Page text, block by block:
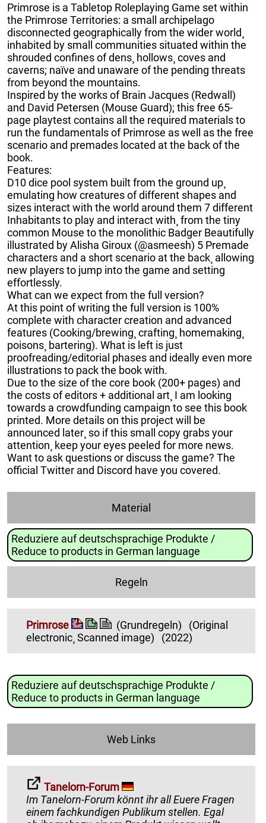
Primrose is a Tabletop Roleplaying Game set within
the Primrose Territories: a small archipelago
disconnected geographically from the wider world¸
inhabited by small communities situated within the
shrouded confines of dens¸ hollows¸ coves and
caverns; naïve and unaware of the pending threats
from beyond the mountains.
Inspired by the works of Brain Jacques (Redwall)
and David Petersen (Mouse Guard); this free 65-
page playtest contains all the required materials to
run the fundamentals of Primrose as well as the free
scenario and premades located at the back of the
book.
Features:
D10 dice pool system built from the ground up¸
emulating how creatures of different shapes and
sizes interact with the world around them 7 different
Inhabitants to play and interact with¸ from the tiny
common Mouse to the monolithic Badger Beautifully
illustrated by Alisha Giroux (@asmeesh) 5 Premade
characters and a short scenario at the back¸ allowing
new players to jump into the game and setting
effortlessly.
What can we expect from the full version?
At this point of writing the full version is 100%
complete with character creation and advanced
features (Cooking/brewing¸ crafting¸ homemaking¸
poisons¸ bartering). What is left is just
proofreading/editorial phases and ideally even more
illustrations to pack the book with.
Due to the size of the core book (200+ pages) and
the costs of editors + additional art¸ I am looking
towards a crowdfunding campaign to see this book
printed. More details on this project will be
announced later¸ so if this small copy grabs your
attention¸ keep your eyes peeled for more news.
Want to ask questions or discuss the game? The
official Twitter and Discord have you covered.
Material
Reduziere auf deutschsprachige Produkte /
Reduce to products in German language
Regeln
Primrose (Grundregeln)
(Original
electronic¸ Scanned image)
(2022)
Reduziere auf deutschsprachige Produkte /
Reduce to products in German language
Web Links
Tanelorn-Forum
Im Tanelorn-Forum könnt ihr all Euere Fragen
einem fachkundigen Publikum stellen. Egal